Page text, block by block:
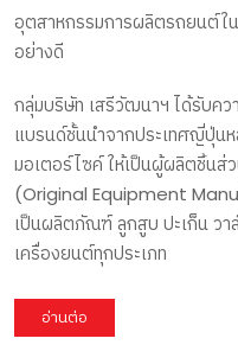
อุตสาหกรรมการผลิตรถยนต์ใน
อย่างดี
กลุ่มบริษัท เสรีวัฒนาฯ ได้รับค
แบรนด์ชั้นนำจากประเทศญี่ปุ่น
มอเตอร์ไซค์ ให้เป็นผู้ผลิตชิ้นส่
(Original Equipment
เป็นผลิตภัณฑ์ ลูกสูบ ปะเก็น วา
เครื่องยนต์ทุกประเภท
อ่านต่อ